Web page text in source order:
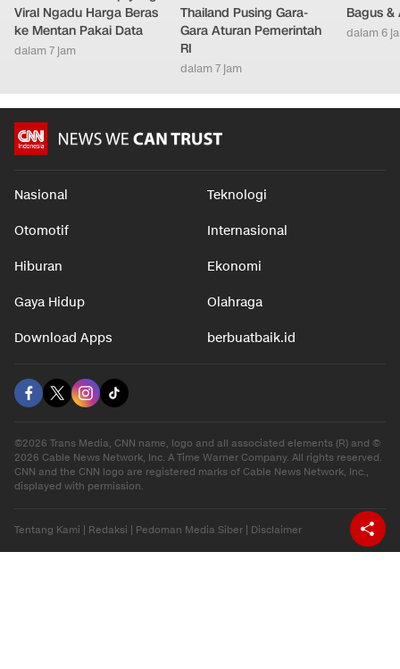
Viral Ngadu Harga Beras
ke Mentan Pakai Data
dalam 7 jam
Thailand Pusing Gara-
Gara Aturan Pemerintah
RI
dalam 7 jam
Bagus &
dalam 6
Nasional Teknologi
Otomotif Internasional
Hiburan Ekonomi
Gaya Hidup Olahraga
Download Apps berbuatbaik.id
©2026 Trans Media, CNN name, logo and all associated elements (R) and ©
2026 Cable News Network, Inc. A Time Warner Company. All rights reserved.
CNN and the CNN logo are registered marks of Cable News Network, Inc.,
displayed with permission.
Tentang Kami Redaksi Pedoman Media Siber Disclaimer